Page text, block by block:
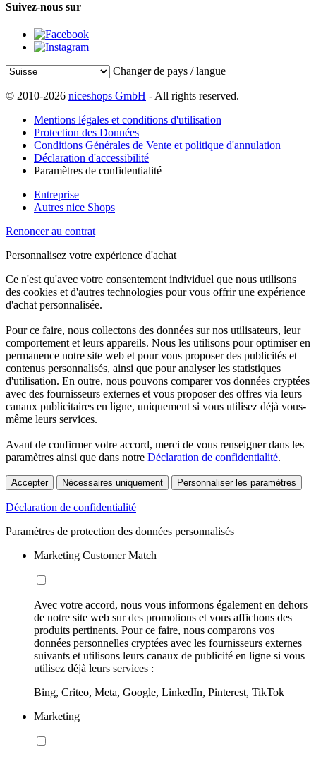
Suivez-nous sur
Changer de pays / langue
© 2010-2026 niceshops GmbH - All rights reserved.
Mentions légales et conditions d'utilisation
Protection des Données
Conditions Générales de Vente et politique d'annulation
Déclaration d'accessibilité
Paramètres de confidentialité
Entreprise
Autres nice Shops
Renoncer au contrat
Personnalisez votre expérience d'achat
Ce n'est qu'avec votre consentement individuel que nous utilisons
des cookies et d'autres technologies pour vous offrir une expérience
d'achat personnalisée.
Pour ce faire, nous collectons des données sur nos utilisateurs, leur
comportement et leurs appareils. Nous les utilisons pour optimiser en
permanence notre site web et pour vous proposer des publicités et
contenus personnalisés, ainsi que pour analyser les statistiques
d'utilisation. En outre, nous pouvons comparer vos données cryptées
avec des fournisseurs externes et vous proposer des offres via leurs
canaux publicitaires en ligne, uniquement si vous utilisez déjà vous-
même leurs services.
Avant de confirmer votre accord, merci de vous renseigner dans les
paramètres ainsi que dans notre Déclaration de confidentialité.
Accepter Nécessaires uniquement Personnaliser les paramètres
Déclaration de confidentialité
Paramètres de protection des données personnalisés
Marketing Customer Match
Avec votre accord, nous vous informons également en dehors
de notre site web sur des promotions et vous affichons des
produits pertinents. Pour ce faire, nous comparons vos
données personnelles cryptées avec les fournisseurs externes
suivants et utilisons leurs canaux de publicité en ligne si vous
utilisez déjà leurs services :
Bing, Criteo, Meta, Google, LinkedIn, Pinterest, TikTok
Marketing